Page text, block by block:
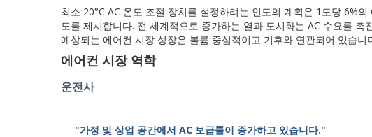
최소 20°C AC 온도 조절 장치를 설정하려는 인도의 계획은 1도당 6%
도를 제시합니다. 전 세계적으로 증가하는 열과 도시화는 AC 수요를
예상되는 에어컨 시장 성장은 볼륨 중심적이고 기후와 연관되어 있습니
에어컨 시장 역학
운전사
"가정 및 상업 공간에서 AC 보급률이 증가하고 있습니다."